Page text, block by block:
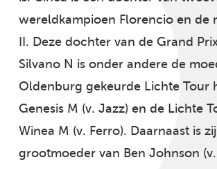
wereldkampioen Florencio en de
II. Deze dochter van de Grand
Silvano N is onder andere de
Oldenburg gekeurde Lichte Tour
Genesis M (v. Jazz) en de Lichte
Winea M (v. Ferro). Daarnaast is
grootmoeder van Ben Johnson